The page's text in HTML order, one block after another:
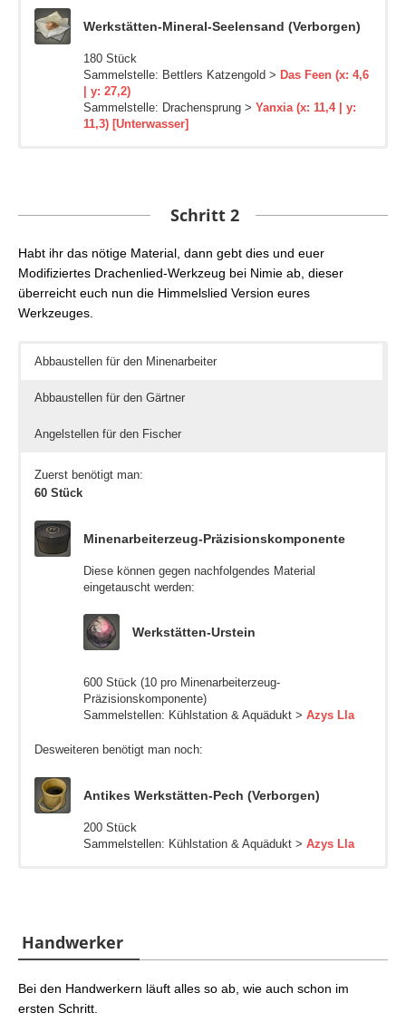
Werkstätten-Mineral-Seelensand (Verborgen)
180 Stück
Sammelstelle: Bettlers Katzengold > Das Feen (x: 4,6
| y: 27,2)
Sammelstelle: Drachensprung > Yanxia (x: 11,4 | y:
11,3) [Unterwasser]
Gärtnerzeug-Komponenten
Diese können gegen nachfolgendes Material
eingetauscht werden:
500 Stück (10 pro Gärtnerzeug-Komponenten)
18,0)
8,9)
180 Stück
| y: 27,2)
Sammelstelle: Drachensprung >
Fischerzeug-Komponenten
Diese können gegen nachfolgendes Material
eingetauscht werden:
60 Stück (10 pro Fischerzeug-Komponenten)
36,4 | y: 23,9)
Wetter: Heiter oder Klar
Schritt 2
Habt ihr das nötige Material, dann gebt dies und euer
Modifiziertes Drachenlied-Werkzeug bei Nimie ab, dieser
überreicht euch nun die Himmelslied Version eures
Werkzeuges.
Abbaustellen für den Minenarbeiter
Abbaustellen für den Gärtner
Angelstellen für den Fischer
Zuerst benötigt man:
60 Stück
Minenarbeiterzeug-Präzisionskomponente
Diese können gegen nachfolgendes Material
eingetauscht werden:
Werkstätten-Urstein
600 Stück (10 pro Minenarbeiterzeug-
Präzisionskomponente)
Sammelstellen: Kühlstation & Aquädukt > Azys Lla
Desweiteren benötigt man noch:
Antikes Werkstätten-Pech (Verborgen)
200 Stück
Sammelstellen: Kühlstation & Aquädukt > Azys Lla
Gärtnerzeug-Präzisionskomponente
eingetauscht werden:
Fischerzeug-Präzisionskomponente
eingetauscht werden:
Handwerker
Bei den Handwerkern läuft alles so ab, wie auch schon im
ersten Schritt.